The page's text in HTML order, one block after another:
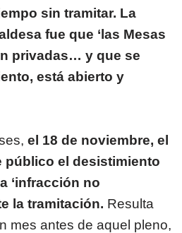
sin tramitar. La
fue que ‘las Mesas
privadas… y que se
está abierto y
el 18 de noviembre, el
público el desistimiento
‘infracción no
la tramitación. Resulta
mes antes de aquel pleno,